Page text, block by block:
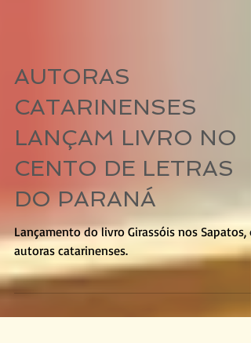
AUTORAS
CATARINENSES
LANÇAM LIVRO NO
CENTO DE LETRAS
DO PARANÁ
Lançamento do livro Girassóis nos Sapatos,
autoras catarinenses.